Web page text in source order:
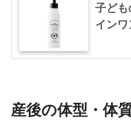
子ども
イン
産後の体型・体